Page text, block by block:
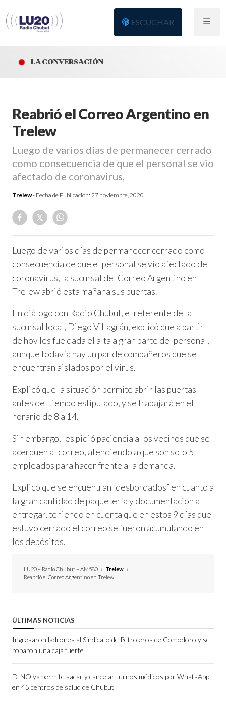
ESCUCHAR
LA CONVERSACIÓN
Reabrió el Correo Argentino en
Trelew
Luego de varios días de permanecer cerrado
como consecuencia de que el personal se vio
afectado de coronavirus,
Trelew- Fecha de Publicación: 27 noviembre, 2020
Luego de varios días de permanecer cerrado como
consecuencia de que el personal se vio afectado de
coronavirus, la sucursal del Correo Argentino en
Trelew abrió esta mañana sus puertas.
En diálogo con Radio Chubut, el referente de la
sucursal local, Diego Villagrán, explicó que a partir
de hoy les fue dada el alta a gran parte del personal,
aunque todavía hay un par de compañeros que se
encuentran aislados por el virus.
Explicó que la situación permite abrir las puertas
antes del tiempo estipulado, y se trabajará en el
horario de 8 a 14.
Sin embargo, les pidió paciencia a los vecinos que se
acerquen al correo, atendiendo a que son solo 5
empleados para hacer frente a la demanda.
Explicó que se encuentran “desbordados” en cuanto a
la gran cantidad de paquetería y documentación a
entregar, teniendo en cuenta que en estos 9 días que
estuvo cerrado el correo se fueron acumulando en
los depósitos.
LU20 – Radio Chubut – AM580 » Trelew »
Reabrió el Correo Argentino en Trelew
ÚLTIMAS NOTICIAS
Ingresaron ladrones al Sindicato de Petroleros de Comodoro y se
robaron una caja fuerte
DINO ya permite sacar y cancelar turnos médicos por WhatsApp
en 45 centros de salud de Chubut